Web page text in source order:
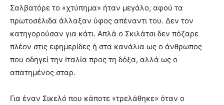
Σαλβατόρε το «χτύπημα» ήταν μεγάλο, αφού τα
πρωτοσέλιδα άλλαξαν ύφος απέναντι του. Δεν τον
κατηγορούσαν για κάτι. Απλά ο Σκιλάτσι δεν πόζαρε
πλέον στις εφημερίδες ή στα κανάλια ως ο άνθρωπος
που οδηγεί την Ιταλία προς τη δόξα, αλλά ως ο
απατημένος σταρ.
Για έναν Σικελό που κάποτε «τρελάθηκε» όταν ο